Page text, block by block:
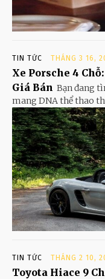
TIN TỨC THÁNG 3 16,
Xe Porsche 4
Giá Bán Bạn đang
mang DNA thể thao
TIN TỨC THÁNG 2 10,
Toyota Hiace 9